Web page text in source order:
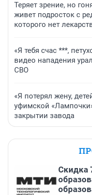
Теряет зрение, но
живет подросток с
которого нет
«Я тебя счас ***,
видео нападения
СВО
«Я потерял жену,
уфимской
закрытии завода
Скидка